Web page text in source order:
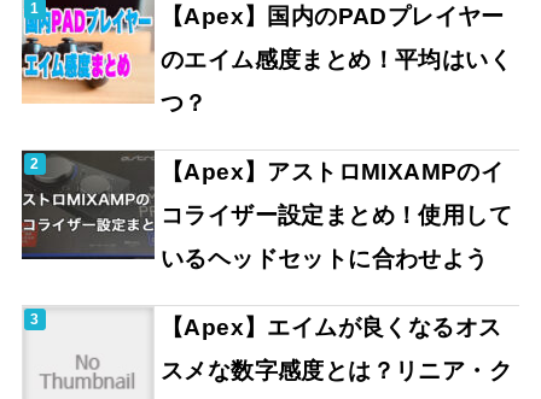
【Apex】国内のPADプレイヤー
のエイム感度まとめ！平均はいく
つ？
【Apex】アストロMIXAMPのイ
コライザー設定まとめ！使用して
いるヘッドセットに合わせよう
【Apex】エイムが良くなるオス
スメな数字感度とは？リニア・ク